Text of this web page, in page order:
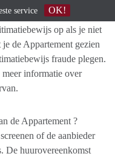
op als je niet
de Appartement gezien
fraude plegen.
informatie over
de Appartement ?
of de aanbieder
De huurovereenkomst
service OK!